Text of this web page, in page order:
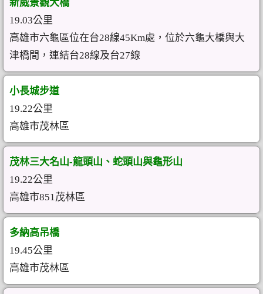
新威景觀大橋
19.03公里
高雄市六龜區位在台28線45Km處，位於六龜大橋與大
津橋間，連結台28線及台27線
小長城步道
19.22公里
高雄市茂林區
茂林三大名山-龍頭山、蛇頭山與龜形山
19.22公里
高雄市851茂林區
多納高吊橋
19.45公里
高雄市茂林區